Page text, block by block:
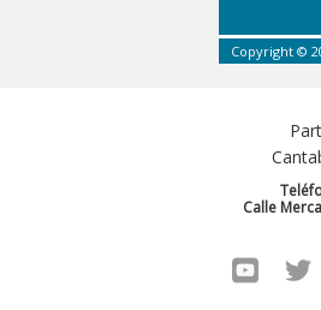
Copyright ©
Calle